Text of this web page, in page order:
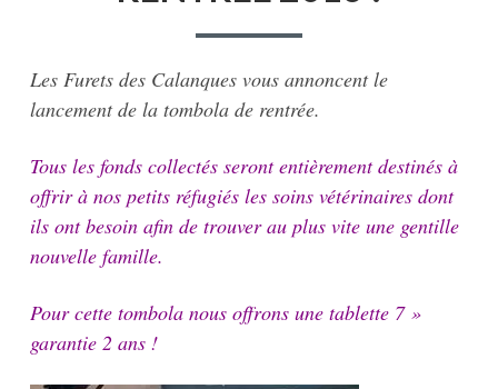
Les Furets des Calanques vous annoncent le
lancement de la tombola de rentrée.
Tous les fonds collectés seront entièrement destinés à
offrir à nos petits réfugiés les soins vétérinaires dont
ils ont besoin afin de trouver au plus vite une gentille
nouvelle famille.
Pour cette tombola nous offrons une tablette 7 »
garantie 2 ans !